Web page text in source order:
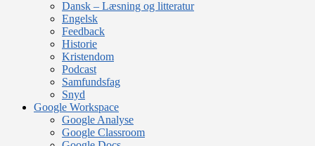
Dansk – Læsning og litteratur
Engelsk
Feedback
Historie
Kristendom
Podcast
Samfundsfag
Snyd
Google Workspace
Google Analyse
Google Classroom